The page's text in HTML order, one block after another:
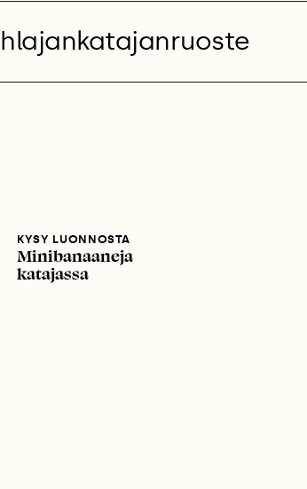
KYSY LUONNOSTA
Minibanaaneja
katajassa